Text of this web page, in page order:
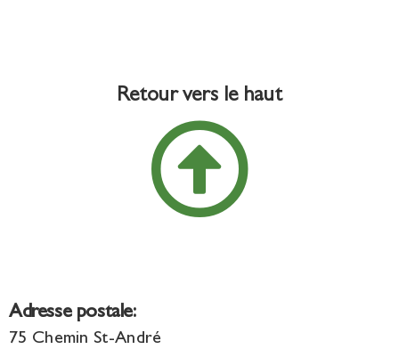
Retour vers le haut
Adresse postale:
75 Chemin St-André